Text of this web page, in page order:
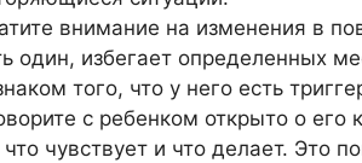
внимание на изменения в
один, избегает определенных
того, что у него есть
с ребенком открыто о
что чувствует и что делает. Это